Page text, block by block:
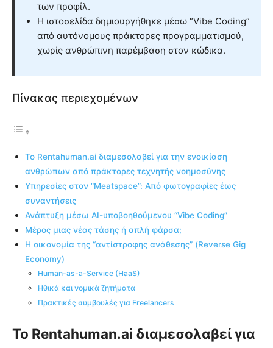
των προφίλ.
Η ιστοσελίδα δημιουργήθηκε μέσω “Vibe Coding”
από αυτόνομους πράκτορες προγραμματισμού,
χωρίς ανθρώπινη παρέμβαση στον κώδικα.
Πίνακας περιεχομένων
Το Rentahuman.ai διαμεσολαβεί για την ενοικίαση
ανθρώπων από πράκτορες τεχνητής νοημοσύνης
Υπηρεσίες στον “Meatspace”: Από φωτογραφίες έως
συναντήσεις
Ανάπτυξη μέσω AI-υποβοηθούμενου “Vibe Coding”
Μέρος μιας νέας τάσης ή απλή φάρσα;
Η οικονομία της “αντίστροφης ανάθεσης” (Reverse Gig
Economy)
Human-as-a-Service (HaaS)
Ηθικά και νομικά ζητήματα
Πρακτικές συμβουλές για Freelancers
Το Rentahuman.ai διαμεσολαβεί για